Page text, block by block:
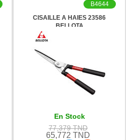
CISAILLE A HAIES 23586
BELLOTA
B4644
En Stock
77,379 TND
65,772 TND